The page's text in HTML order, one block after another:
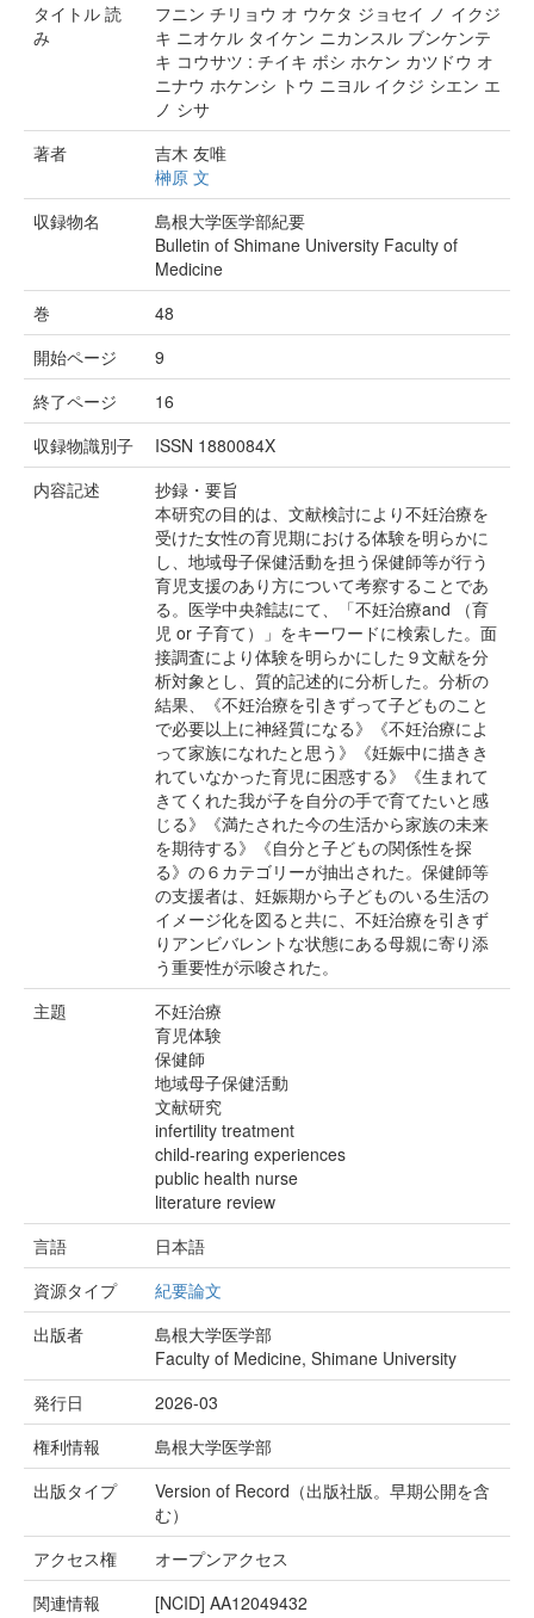
タイトル 読
み
フニン チリョウ オ ウケタ ジョセイ ノ イクジ
キ ニオケル タイケン ニカンスル ブンケンテ
キ コウサツ : チイキ ボシ ホケン カツドウ オ
ニナウ ホケンシ トウ ニヨル イクジ シエン エ
ノ シサ
著者
吉木 友唯
榊原 文
収録物名
島根大学医学部紀要
Bulletin of Shimane University Faculty of
Medicine
巻
48
開始ページ
9
終了ページ
16
収録物識別子
ISSN 1880084X
内容記述
抄録・要旨
本研究の目的は、文献検討により不妊治療を
受けた女性の育児期における体験を明らかに
し、地域母子保健活動を担う保健師等が行う
育児支援のあり方について考察することであ
る。医学中央雑誌にて、「不妊治療and （育
児 or 子育て）」をキーワードに検索した。面
接調査により体験を明らかにした９文献を分
析対象とし、質的記述的に分析した。分析の
結果、《不妊治療を引きずって子どものこと
で必要以上に神経質になる》《不妊治療によ
って家族になれたと思う》《妊娠中に描きき
れていなかった育児に困惑する》《生まれて
きてくれた我が子を自分の手で育てたいと感
じる》《満たされた今の生活から家族の未来
を期待する》《自分と子どもの関係性を探
る》の６カテゴリーが抽出された。保健師等
の支援者は、妊娠期から子どものいる生活の
イメージ化を図ると共に、不妊治療を引きず
りアンビバレントな状態にある母親に寄り添
う重要性が示唆された。
主題
不妊治療
育児体験
保健師
地域母子保健活動
文献研究
infertility treatment
child-rearing experiences
public health nurse
literature review
言語
日本語
資源タイプ
紀要論文
出版者
島根大学医学部
Faculty of Medicine, Shimane University
発行日
2026-03
権利情報
島根大学医学部
出版タイプ
Version of Record（出版社版。早期公開を含
む）
アクセス権
オープンアクセス
関連情報
[NCID] AA12049432